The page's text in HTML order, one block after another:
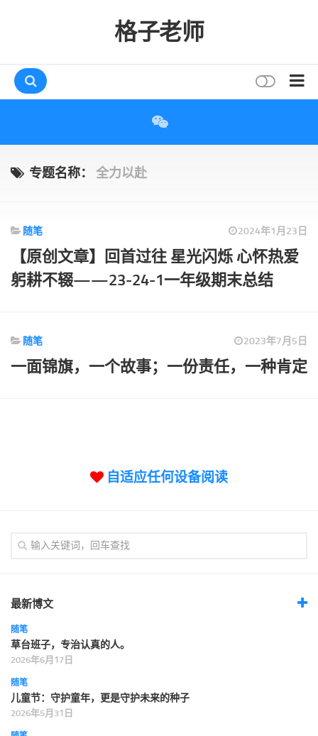
格子老师
互动
读者
论坛
论坛搜索
专题名称： 全力以赴
随笔 2024年1月23日
【原创文章】回首过往 星光闪烁 心怀热爱
躬耕不辍——23-24-1一年级期末总结
随笔 2023年7月5日
一面锦旗，一个故事；一份责任，一种肯定
自适应任何设备阅读
最新博文
随笔
草台班子，专治认真的人。
2026年6月17日
随笔
儿童节：守护童年，更是守护未来的种子
2026年5月31日